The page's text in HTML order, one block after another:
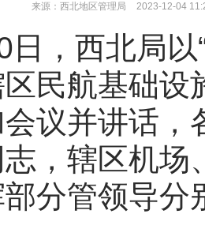
来源：西北地区管理局 2023-12-04
西北局以“
民航基础设
议并讲话，
，辖区机场
分管领导分